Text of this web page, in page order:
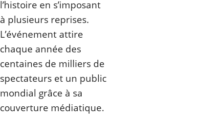
l’histoire en s’imposant
à plusieurs reprises.
L’événement attire
chaque année des
centaines de milliers de
spectateurs et un public
mondial grâce à sa
couverture médiatique.